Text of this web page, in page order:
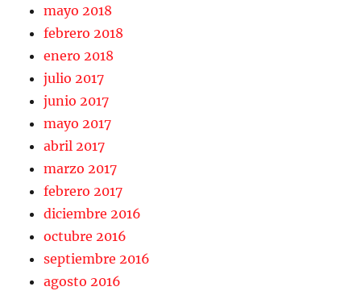
mayo 2018
febrero 2018
enero 2018
julio 2017
junio 2017
mayo 2017
abril 2017
marzo 2017
febrero 2017
diciembre 2016
octubre 2016
septiembre 2016
agosto 2016